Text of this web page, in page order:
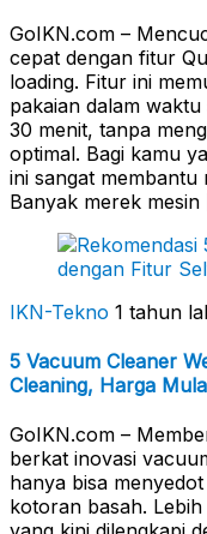
GoIKN.com –
cepat dengan fitur
loading. Fitur ini
pakaian dalam
30 menit, tanpa
optimal. Bagi kamu
ini sangat membantu
Banyak merek
IKN-Tekno 1 tahun
5 Vacuum Cleaner
Cleaning, Harga
GoIKN.com –
berkat inovasi
hanya bisa
kotoran basah.